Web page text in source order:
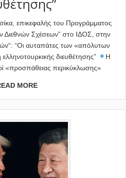
επικεφαλής του Προγράμματος
Διεθνών Σχέσεων” στο ΙΔΟΣ, στην
“Οι αυταπάτες των «απόλυτων
διευθέτησης”
Η
«προσπάθειας περικύκλωσης»
MORE